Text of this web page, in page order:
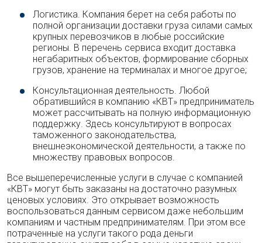
Логистика. Компания берет на себя работы по
полной организации доставки груза силами самых
крупных перевозчиков в любые российские
регионы. В перечень сервиса входит доставка
негабаритных объектов, формирование сборных
грузов, хранение на терминалах и многое другое;
Консультационная деятельность. Любой
обратившийся в компанию «КВТ» предприниматель
может рассчитывать на полную информационную
поддержку. Здесь консультируют в вопросах
таможенного законодательства,
внешнеэкономической деятельности, а также по
множеству правовых вопросов.
Все вышеперечисленные услуги в случае с компанией
«КВТ» могут быть заказаны на достаточно разумных
ценовых условиях. Это открывает возможность
воспользоваться данным сервисом даже небольшим
компаниям и частным предпринимателям. При этом все
потраченные на услуги такого рода деньги